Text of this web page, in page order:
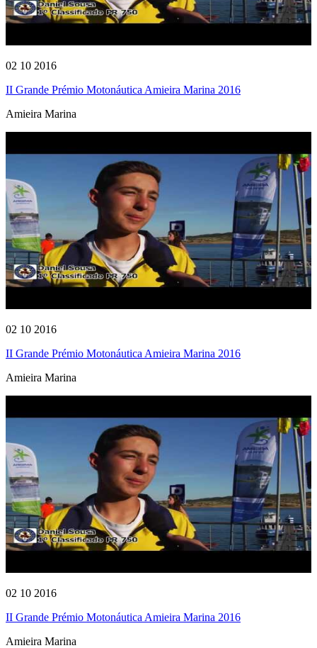
02 10 2016
II Grande Prémio Motonáutica Amieira Marina 2016
Amieira Marina
02 10 2016
II Grande Prémio Motonáutica Amieira Marina 2016
Amieira Marina
02 10 2016
II Grande Prémio Motonáutica Amieira Marina 2016
Amieira Marina